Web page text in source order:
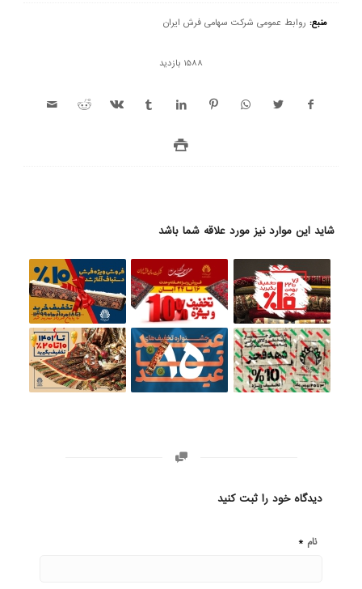
منبع: روابط عمومی شرکت سهامی فرش ایران
1588 بازدید
شاید این موارد نیز مورد علاقه شما باشد
دیدگاه خود را ثبت کنید
نام *